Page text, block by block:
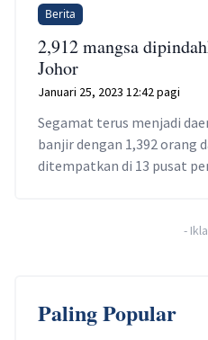
Berita
2,912 mangsa
Johor
Januari 25, 2023 12:42 pagi
Segamat terus menjadi
banjir dengan 1,392 orang
ditempatkan di 13 pusat
-
Paling Popular